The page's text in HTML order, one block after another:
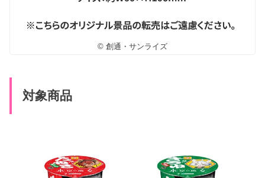
© 創通・サンライズ
対象商品